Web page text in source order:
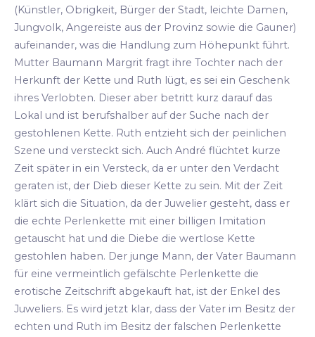
(Künstler, Obrigkeit, Bürger der Stadt, leichte Damen,
Jungvolk, Angereiste aus der Provinz sowie die Gauner)
aufeinander, was die Handlung zum Höhepunkt führt.
Mutter Baumann Margrit fragt ihre Tochter nach der
Herkunft der Kette und Ruth lügt, es sei ein Geschenk
ihres Verlobten. Dieser aber betritt kurz darauf das
Lokal und ist berufshalber auf der Suche nach der
gestohlenen Kette. Ruth entzieht sich der peinlichen
Szene und versteckt sich. Auch André flüchtet kurze
Zeit später in ein Versteck, da er unter den Verdacht
geraten ist, der Dieb dieser Kette zu sein. Mit der Zeit
klärt sich die Situation, da der Juwelier gesteht, dass er
die echte Perlenkette mit einer billigen Imitation
getauscht hat und die Diebe die wertlose Kette
gestohlen haben. Der junge Mann, der Vater Baumann
für eine vermeintlich gefälschte Perlenkette die
erotische Zeitschrift abgekauft hat, ist der Enkel des
Juweliers. Es wird jetzt klar, dass der Vater im Besitz der
echten und Ruth im Besitz der falschen Perlenkette